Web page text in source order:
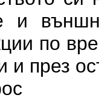
и
по
и през